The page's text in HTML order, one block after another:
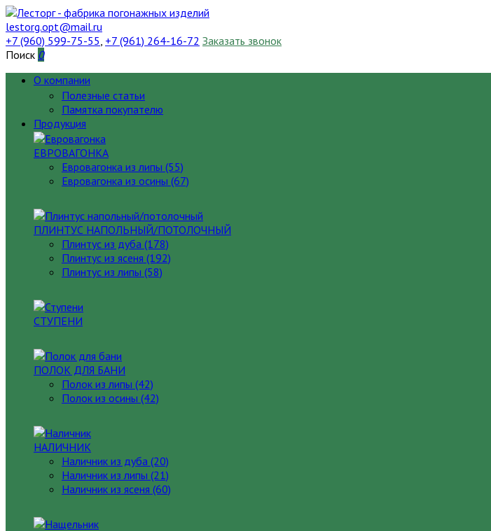
lestorg.opt@mail.ru
+7 (960) 599-75-55, +7 (961) 264-16-72 Заказать звонок
Поиск 0
О компании
Полезные статьи
Памятка покупателю
Продукция
ЕВРОВАГОНКА
Евровагонка из липы (55)
Евровагонка из осины (67)
ПЛИНТУС НАПОЛЬНЫЙ/ПОТОЛОЧНЫЙ
Плинтус из дуба (178)
Плинтус из ясеня (192)
Плинтус из липы (58)
СТУПЕНИ
ПОЛОК ДЛЯ БАНИ
Полок из липы (42)
Полок из осины (42)
НАЛИЧНИК
Наличник из дуба (20)
Наличник из липы (21)
Наличник из ясеня (60)